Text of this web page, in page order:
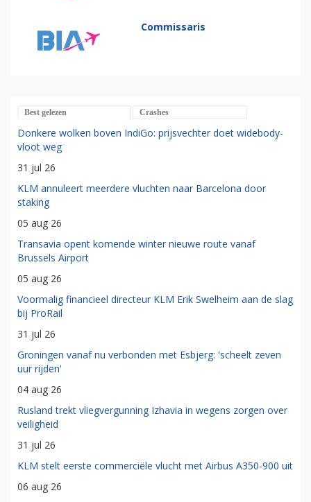
Commissaris
Best gelezen Crashes
Donkere wolken boven IndiGo: prijsvechter doet widebody-
vloot weg
31 jul 26
KLM annuleert meerdere vluchten naar Barcelona door
staking
05 aug 26
Transavia opent komende winter nieuwe route vanaf
Brussels Airport
05 aug 26
Voormalig financieel directeur KLM Erik Swelheim aan de slag
bij ProRail
31 jul 26
Groningen vanaf nu verbonden met Esbjerg: 'scheelt zeven
uur rijden'
04 aug 26
Rusland trekt vliegvergunning Izhavia in wegens zorgen over
veiligheid
31 jul 26
KLM stelt eerste commerciële vlucht met Airbus A350-900 uit
06 aug 26